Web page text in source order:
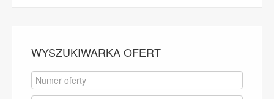
WYSZUKIWARKA OFERT